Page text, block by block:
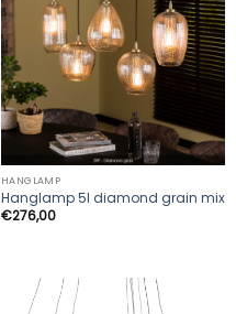
HANGLAMP
Hanglamp 5l diamond grain mix
€276,00